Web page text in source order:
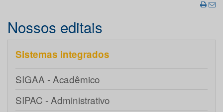
Nossos editais
Sistemas integrados
SIGAA - Acadêmico
SIPAC - Administrativo